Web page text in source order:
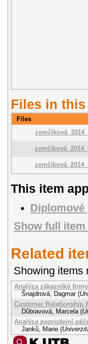
Files in this
Files
This item
Diplomové
Show full item
Related
Showing items
Analýza zákazníků
Šnajdrová, Dagmar (
Customer Relationship
Důbravová, Marcela (
Analýza poprodejní
Janků, Marie (